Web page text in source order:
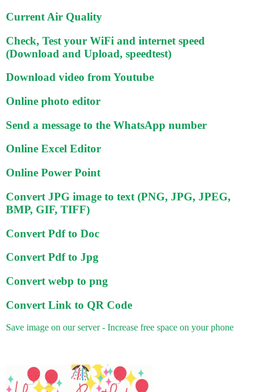
Current Air Quality
Check, Test your WiFi and internet speed
(Download and Upload, speedtest)
Download video from Youtube
Online photo editor
Send a message to the WhatsApp number
Online Excel Editor
Online Power Point
Convert JPG image to text (PNG, JPG, JPEG,
BMP, GIF, TIFF)
Convert Pdf to Doc
Convert Pdf to Jpg
Convert webp to png
Convert Link to QR Code
Save image on our server - Increase free space on your phone